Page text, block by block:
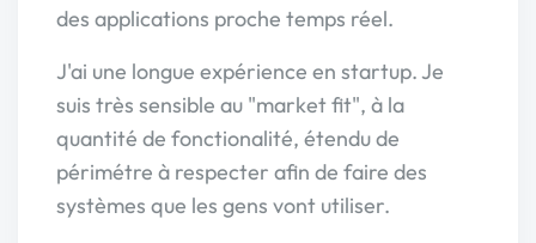
des applications proche temps réel.
J'ai une longue expérience en startup. Je
suis très sensible au "market fit", à la
quantité de fonctionalité, étendu de
périmétre à respecter afin de faire des
systèmes que les gens vont utiliser.